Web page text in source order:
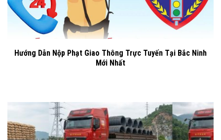
Hướng Dẫn Nộp Phạt Giao Thông Trực Tuyến Tại Bắc Ninh
Mới Nhất